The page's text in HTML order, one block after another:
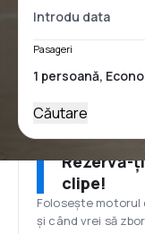
Pasageri
Căutare
Rezervă-
clipe!
Folosește motorul
și când vrei să